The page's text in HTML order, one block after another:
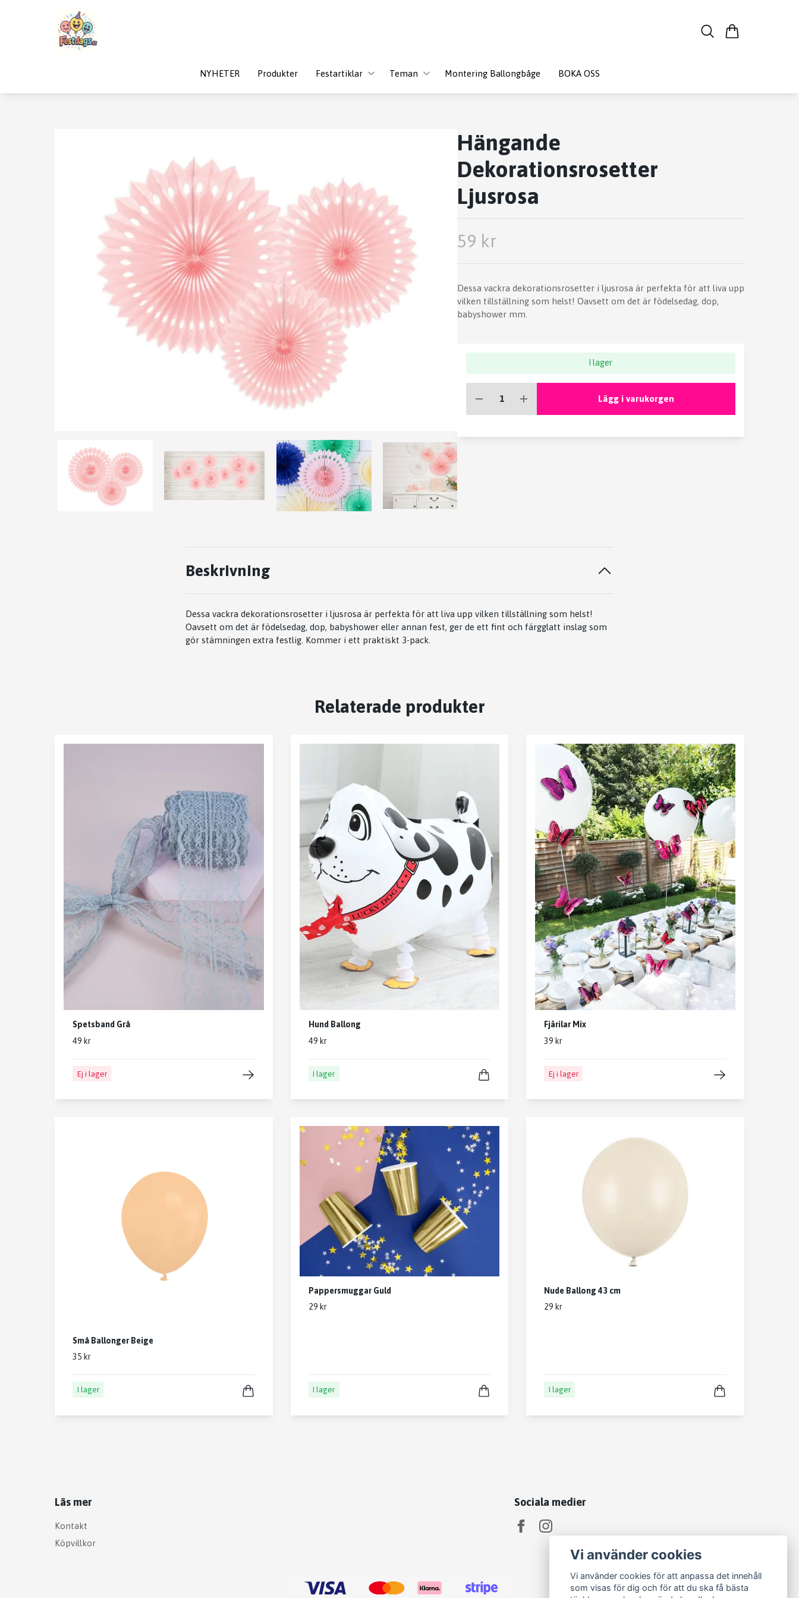
NYHETER Produkter Festartiklar Teman Montering Ballongbåge BOKA OSS
Hängande
Dekorationsrosetter
Ljusrosa
59 kr
Dessa vackra dekorationsrosetter i ljusrosa är perfekta för att liva upp
vilken tillställning som helst! Oavsett om det är födelsedag, dop,
babyshower mm.
I lager
Lägg i varukorgen
Beskrivning
Dessa vackra dekorationsrosetter i ljusrosa är perfekta för att liva upp vilken tillställning som helst!
Oavsett om det är födelsedag, dop, babyshower eller annan fest, ger de ett fint och färgglatt inslag som
gör stämningen extra festlig. Kommer i ett praktiskt 3-pack.
Relaterade produkter
Spetsband Grå
49 kr
Ej i lager
Hund Ballong
49 kr
I lager
Fjärilar Mix
39 kr
Ej i lager
Små Ballonger Beige
35 kr
I lager
Pappersmuggar Guld
29 kr
I lager
Nude Ballong 43 cm
29 kr
I lager
Läs mer
Kontakt
Köpvillkor
Sociala medier
Vi använder cookies
Vi använder cookies för att anpassa det innehåll
som visas för dig och för att du ska få bästa